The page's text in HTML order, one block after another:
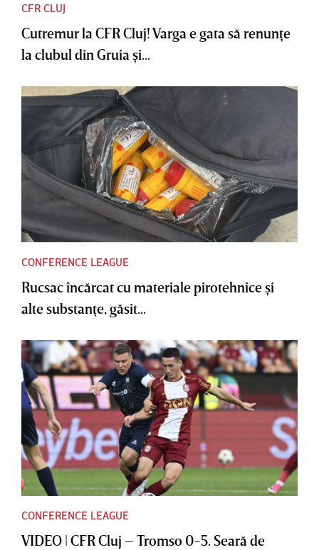
CFR CLUJ
Cutremur la CFR Cluj! Varga e gata să renunţe
la clubul din Gruia şi...
CONFERENCE LEAGUE
Rucsac încărcat cu materiale pirotehnice şi
alte substanţe, găsit...
CONFERENCE LEAGUE
VIDEO | CFR Cluj – Tromso 0-5. Seară de